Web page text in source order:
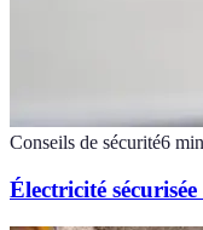
Conseils de sécurité6 min
Électricité